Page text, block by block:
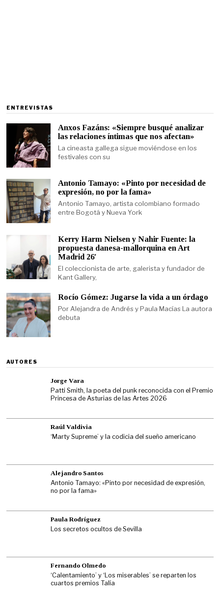
ENTREVISTAS
Anxos Fazáns: «Siempre busqué analizar
las relaciones íntimas que nos afectan»
La cineasta gallega sigue moviéndose en los
festivales con su
Antonio Tamayo: «Pinto por necesidad de
expresión, no por la fama»
Antonio Tamayo, artista colombiano formado
entre Bogotá y Nueva York
Kerry Harm Nielsen y Nahir Fuente: la
propuesta danesa-mallorquina en Art
Madrid 26′
El coleccionista de arte, galerista y fundador de
Kant Gallery,
Rocío Gómez: Jugarse la vida a un órdago
Por Alejandra de Andrés y Paula Macías La autora
debuta
AUTORES
Jorge Vara
Patti Smith, la poeta del punk reconocida con el Premio
Princesa de Asturias de las Artes 2026
Raúl Valdivia
‘Marty Supreme’ y la codicia del sueño americano
Alejandro Santos
Antonio Tamayo: «Pinto por necesidad de expresión,
no por la fama»
Paula Rodríguez
Los secretos ocultos de Sevilla
Fernando Olmedo
‘Calentamiento’ y ‘Los miserables’ se reparten los
cuartos premios Talía